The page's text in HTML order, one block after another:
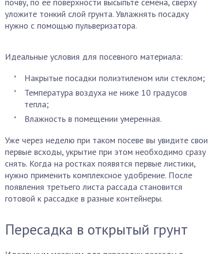
уложите тонкий слой грунта. Увлажнять посадку
нужно с помощью пульверизатора.
Идеальные условия для посевного материала:
Накрытые посадки полиэтиленом или стеклом;
Температура воздуха не ниже 10 градусов
тепла;
Влажность в помещении умеренная.
Уже через неделю при таком посеве вы увидите свои
первые всходы, укрытие при этом необходимо сразу
снять. Когда на ростках появятся первые листики,
нужно применить комплексное удобрение. После
появления третьего листа рассада становится
готовой к рассадке в разные контейнеры.
Пересадка в открытый грунт